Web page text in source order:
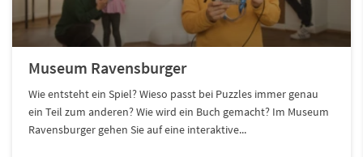
Museum Ravensburger
Wie entsteht ein Spiel? Wieso passt bei Puzzles immer genau
ein Teil zum anderen? Wie wird ein Buch gemacht? Im Museum
Ravensburger gehen Sie auf eine interaktive...